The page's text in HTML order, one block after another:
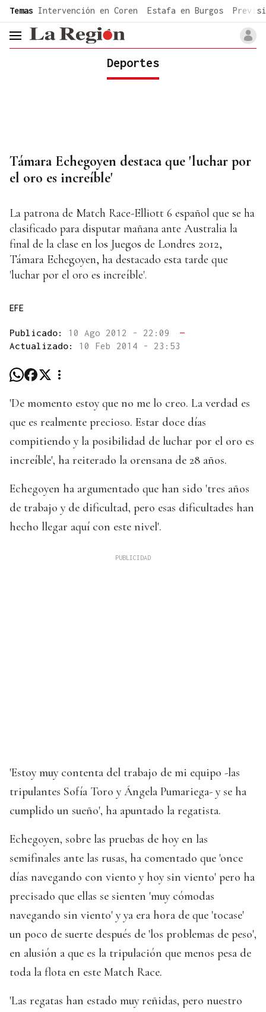
common.go-to-content
Temas Intervención en Coren Estafa en Burgos
header.menu.open
Deportes
Támara Echegoyen destaca que 'luchar por
el oro es increíble'
La patrona de Match Race-Elliott 6 español que se ha
clasificado para disputar mañana ante Australia la
final de la clase en los Juegos de Londres 2012,
Támara Echegoyen, ha destacado esta tarde que
'luchar por el oro es increíble'.
EFE
Publicado: 10 Ago 2012 - 22:09
—
Actualizado: 10 Feb 2014 - 23:53
'De momento estoy que no me lo creo. La verdad es
que es realmente precioso. Estar doce días
compitiendo y la posibilidad de luchar por el oro es
increíble', ha reiterado la orensana de 28 años.
Echegoyen ha argumentado que han sido 'tres años
de trabajo y de dificultad, pero esas dificultades han
hecho llegar aquí con este nivel'.
'Estoy muy contenta del trabajo de mi equipo -las
tripulantes Sofía Toro y Ángela Pumariega- y se ha
cumplido un sueño', ha apuntado la regatista.
Echegoyen, sobre las pruebas de hoy en las
semifinales ante las rusas, ha comentado que 'once
días navegando con viento y hoy sin viento' pero ha
precisado que ellas se sienten 'muy cómodas
navegando sin viento' y ya era hora de que 'tocase'
un poco de suerte después de 'los problemas de peso',
en alusión a que es la tripulación que menos pesa de
toda la flota en este Match Race.
'Las regatas han estado muy reñidas, pero nuestro